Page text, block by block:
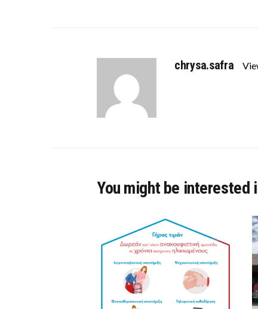
chrysa.safra
You might be interested